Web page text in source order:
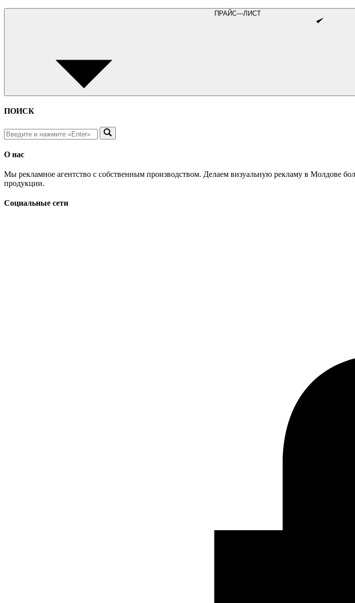
ПРАЙС—ЛИСТ
ПОИСК
О нас
Мы рекламное агентство с собственным производством. Делаем визуальную рекламу в Молдове
продукции.
Социальные сети